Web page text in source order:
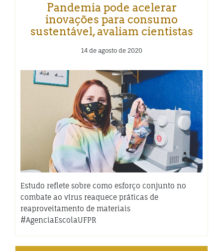
Pandemia pode acelerar
inovações para consumo
sustentável, avaliam cientistas
14 de agosto de 2020
Estudo reflete sobre como esforço conjunto no
combate ao vírus reaquece práticas de
reaproveitamento de materiais
#AgenciaEscolaUFPR